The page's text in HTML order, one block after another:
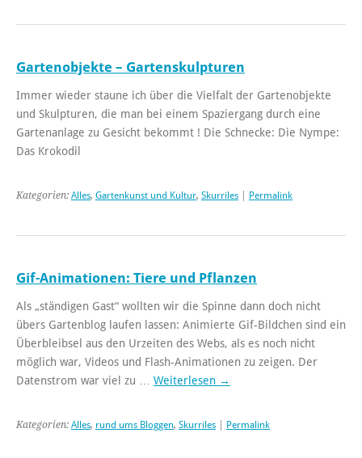
Gartenobjekte – Gartenskulpturen
Immer wieder staune ich über die Vielfalt der Gartenobjekte
und Skulpturen, die man bei einem Spaziergang durch eine
Gartenanlage zu Gesicht bekommt ! Die Schnecke: Die Nympe:
Das Krokodil
Kategorien: Alles, Gartenkunst und Kultur, Skurriles Permalink
Gif-Animationen: Tiere und Pflanzen
Als „ständigen Gast“ wollten wir die Spinne dann doch nicht
übers Gartenblog laufen lassen: Animierte Gif-Bildchen sind ein
Überbleibsel aus den Urzeiten des Webs, als es noch nicht
möglich war, Videos und Flash-Animationen zu zeigen. Der
Datenstrom war viel zu … Weiterlesen →
Kategorien: Alles, rund ums Bloggen, Skurriles Permalink